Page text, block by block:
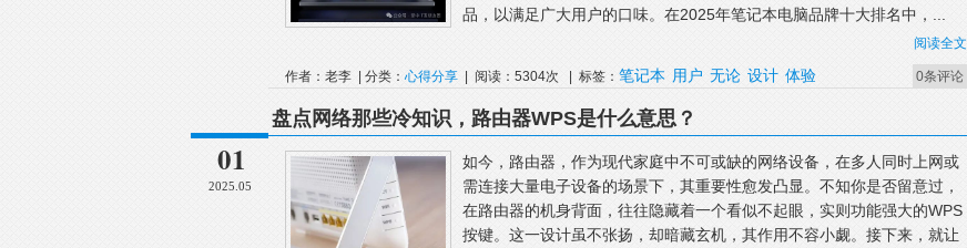
品，以满足广大用户的口味。在2025年笔记本电脑品牌十大排名中，...
阅读全文
0条评论
作者：老李 | 分类： 心得分享 | 阅读：5304次 | 标签： 笔记本 用户 无论 设计 体验
01
2025.05
盘点网络那些冷知识，路由器WPS是什么意思？
如今，路由器，作为现代家庭中不可或缺的网络设备，在多人同时上网或
需连接大量电子设备的场景下，其重要性愈发凸显。不知你是否留意过，
在路由器的机身背面，往往隐藏着一个看似不起眼，实则功能强大的WPS
按键。这一设计虽不张扬，却暗藏玄机，其作用不容小觑。接下来，就让